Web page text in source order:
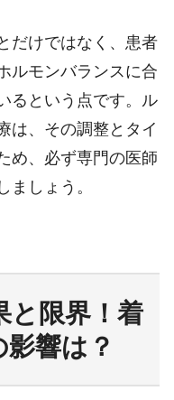
だけではなく、患者
ルモンバランスに合
るという点です。ル
は、その調整とタイ
め、必ず専門の医師
ましょう。
と限界！着
響は？